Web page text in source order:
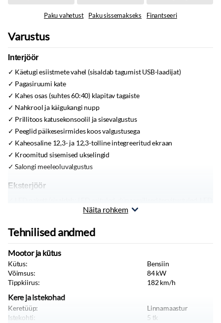
Paku vahetust Paku sissemakseks Finantseeri
Varustus
Interjöör
Käetugi esiistmete vahel (sisaldab tagumist USB-laadijat)
Pagasiruumi kate
Kahes osas (suhtes 60:40) klapitav tagaiste
Nahkrool ja käigukangi nupp
Prillitoos katusekonsoolil ja sisevalgustus
Peeglid päikesesirmides koos valgustusega
Kaheosaline 12,3- ja 12,3-tolline integreeritud ekraan
Kroomitud sisemised ukselingid
Salongi meeleoluvalgustus
Eksterjöör
Tumendatud tagaklaas ja tagumised küljeaknad
Elektrilised kokkuklapitavad küljepeeglid koos integreeritud LED-
suunatuledega
Udutuled ees ja taga
LED esimesed udutuled
LED-päevasõidutuled
Valgusanduriga lähitulede automaatika
Näita rohkem
Tehnilised andmed
Mootor ja kütus
Kütus:
Bensiin
Võimsus:
84kW
Tippkiirus:
182km/h
Kere ja istekohad
Keretüüp:
Linnamaastur
Istekohti:
5 tk